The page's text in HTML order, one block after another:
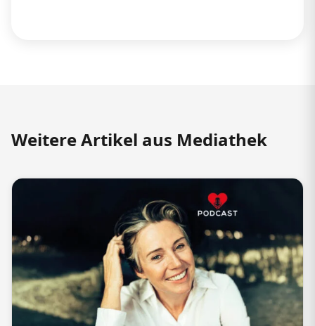
Weitere Artikel aus Mediathek